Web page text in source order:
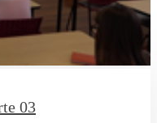
03